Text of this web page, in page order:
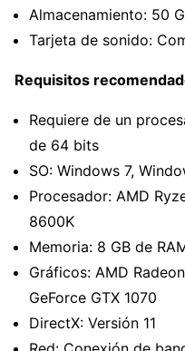
Almacenamiento: 50
Tarjeta de sonido:
Requisitos
Requiere de un
de 64 bits
SO: Windows 7,
Procesador: AMD
8600K
Memoria: 8 GB de
Gráficos: AMD
GeForce GTX 1070
DirectX: Versión 11